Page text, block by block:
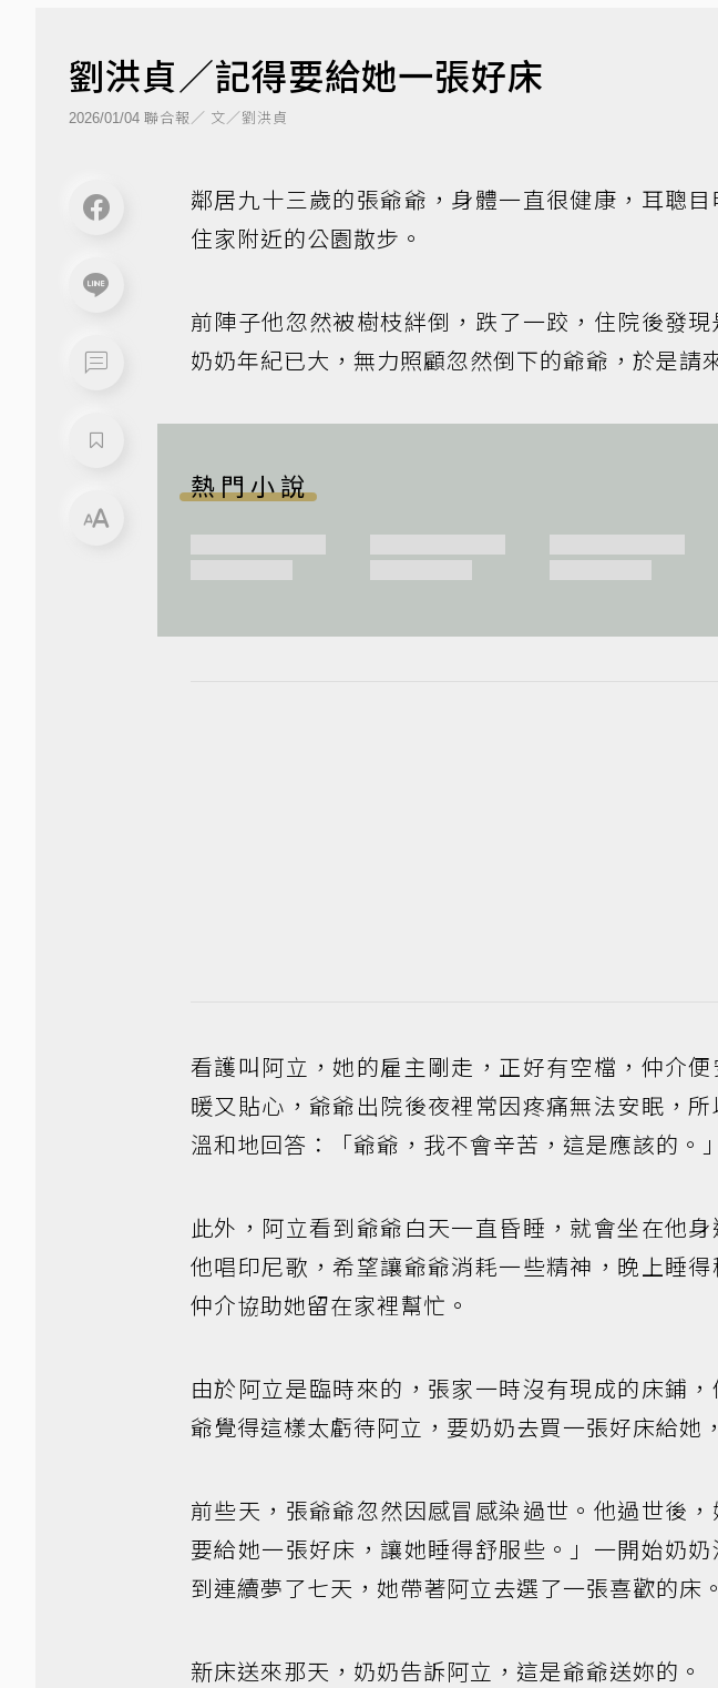
劉洪貞／記得要給她一張好床
2026/01/04 聯合報／ 文／劉洪貞
鄰居九十三歲的張爺爺，身體一直很健康，耳聰
住家附近的公園散步。
前陣子他忽然被樹枝絆倒，跌了一跤，住院後發
奶奶年紀已大，無力照顧忽然倒下的爺爺，於是請
熱門小說
看護叫阿立，她的雇主剛走，正好有空檔，仲介
暖又貼心，爺爺出院後夜裡常因疼痛無法安眠，
溫和地回答：「爺爺，我不會辛苦，這是應該的。」
此外，阿立看到爺爺白天一直昏睡，就會坐在他
他唱印尼歌，希望讓爺爺消耗一些精神，晚上睡
仲介協助她留在家裡幫忙。
由於阿立是臨時來的，張家一時沒有現成的床鋪
爺覺得這樣太虧待阿立，要奶奶去買一張好床給她
前些天，張爺爺忽然因感冒感染過世。他過世後
要給她一張好床，讓她睡得舒服些。」一開始奶
到連續夢了七天，她帶著阿立去選了一張喜歡的床。
新床送來那天，奶奶告訴阿立，這是爺爺送妳的。